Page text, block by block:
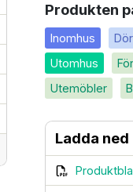
Produkten
Inomhus
Utomhus
Utemöbler
Ladda ned